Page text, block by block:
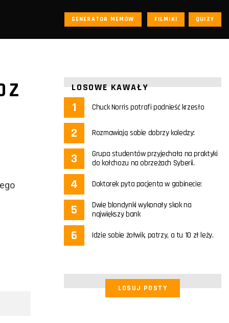
GENERATOR MEMÓW FILMIKI QUIZY
Z LOSOWE KAWAŁY
Chuck Norris potrafi podnieść krzesło
Rozmawiają sobie dobrzy koledzy:
Grupa studentów przyjechała na praktyki
do kołchozu na obrzeżach Syberii.
Doktorek pyta pacjenta w gabinecie:
Dwie blondynki wykonały skok na
największy bank
Idzie sobie żołwik, patrzy, a tu 10 zł leży.
LOSUJ POSTY